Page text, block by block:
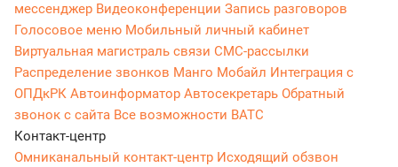
мессенджер Видеоконференции Запись разговоров
Голосовое меню Мобильный личный кабинет
Виртуальная магистраль связи СМС-рассылки
Распределение звонков Манго Мобайл Интеграция с
ОПДкРК Автоинформатор Автосекретарь Обратный
звонок с сайта Все возможности ВАТС
Контакт-центр
Омниканальный контакт-центр Исходящий обзвон